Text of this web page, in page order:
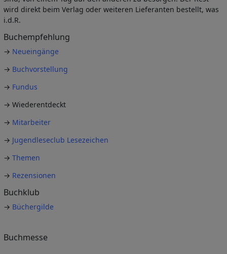
wird direkt beim Verlag oder weiteren Lieferanten bestellt, was
i.d.R.
Buchempfehlung
→ Neueingänge
→ Buchvorstellung
→ Fundus
→ Wiederentdeckt
→ Mitarbeiter
→ Jugendleseclub Lesezeichen
→ Themen
→ Rezensionen
Buchklub
→ Büchergilde
Buchmesse